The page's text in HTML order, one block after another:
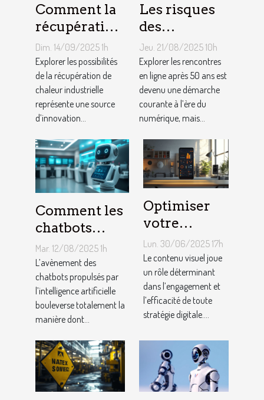
Comment la
récupération
de chaleur
industrielle
peut-elle
chauffer des
milliers de
Dim. 14/09/2025 1h
Explorer les possibilités
de la récupération de
chaleur industrielle
représente une source
d’innovation...
Les risques
des
rencontres
en ligne pour
les plus de 50
ans
Jeu. 21/08/2025 10h
Explorer les rencontres
en ligne après 50 ans est
devenu une démarche
courante à l’ère du
numérique, mais...
Comment les
chatbots
utilisant l'IA
transforment-
ils le service
client ?
Mar. 12/08/2025 1h
L’avènement des
chatbots propulsés par
l’intelligence artificielle
bouleverse totalement la
manière dont...
Optimiser
votre
contenu
visuel : trucs
et astuces
Lun. 30/06/2025 17h
Le contenu visuel joue
un rôle déterminant
dans l’engagement et
l’efficacité de toute
stratégie digitale....